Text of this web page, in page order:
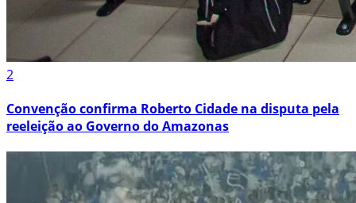
2
Convenção confirma Roberto Cidade na disputa pela
reeleição ao Governo do Amazonas